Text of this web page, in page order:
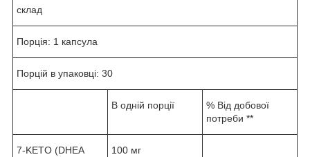
склад
Порція: 1 капсула
Порцій в упаковці: 30
В одній порції
% Від добової
потреби **
7-KETO (DHEA
100 мг